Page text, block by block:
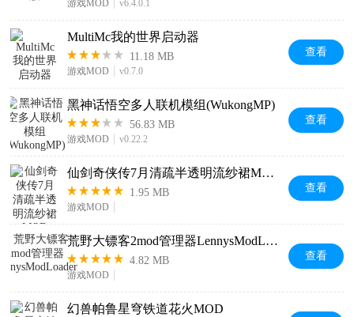
游戏MOD v6.4.0.1
MultiMc我的世界启动器
11.18 MB
游戏MOD v0.7.0
查看
黑神话悟空多人联机模组(WukongMP)
56.83 MB
游戏MOD v0.22.2
查看
仙剑奇侠传7月清疏半透明流纱裙MOD
1.95 MB
游戏MOD
查看
荒野大镖客2mod管理器LennysModLoader
4.82 MB
游戏MOD
查看
幻兽帕鲁星穹铁道花火MOD